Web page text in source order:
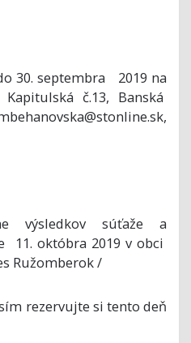
30. septembra 2019 na
č.13, Banská
výsledkov súťaže a
11. októbra 2019 v obci
Ružomberok /
rezervujte si tento deň